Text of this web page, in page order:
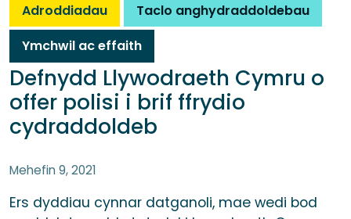
Adroddiadau
Taclo anghydraddoldebau
Ymchwil ac effaith
Defnydd Llywodraeth Cymru o
offer polisi i brif ffrydio
cydraddoldeb
Mehefin 9, 2021
Ers dyddiau cynnar datganoli, mae wedi bod